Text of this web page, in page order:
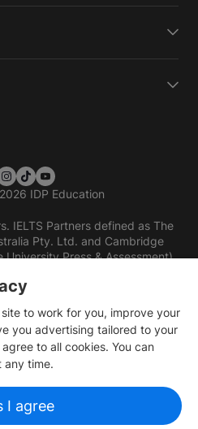
2026 IDP Education
IELTS Partners defined as The
Pty. Ltd. and Cambridge
Press & Assessment)
Điều khoản sử dụng
to work for you, improve your
you advertising tailored to your
to all cookies. You can
any time.
I agree